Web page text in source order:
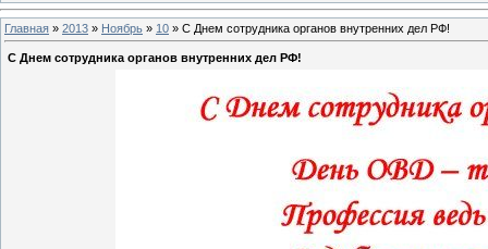
Главная » 2013 » Ноябрь » 10 » С Днем сотрудника органов внутренних дел РФ!
С Днем сотрудника органов внутренних дел РФ!